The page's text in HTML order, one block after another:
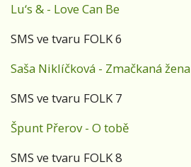
Lu‘s & - Love Can Be
SMS ve tvaru FOLK 6
Saša Niklíčková - Zmačkaná žena
SMS ve tvaru FOLK 7
Špunt Přerov - O tobě
SMS ve tvaru FOLK 8